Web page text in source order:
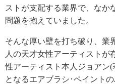
ストが支配する業界で、なか
問題を抱えていました。
そんな厚い壁を打ち破り、業
人の天才女性アーティストが
性アーティスト本人ジョアン(
となるエアブラシ･ペイント